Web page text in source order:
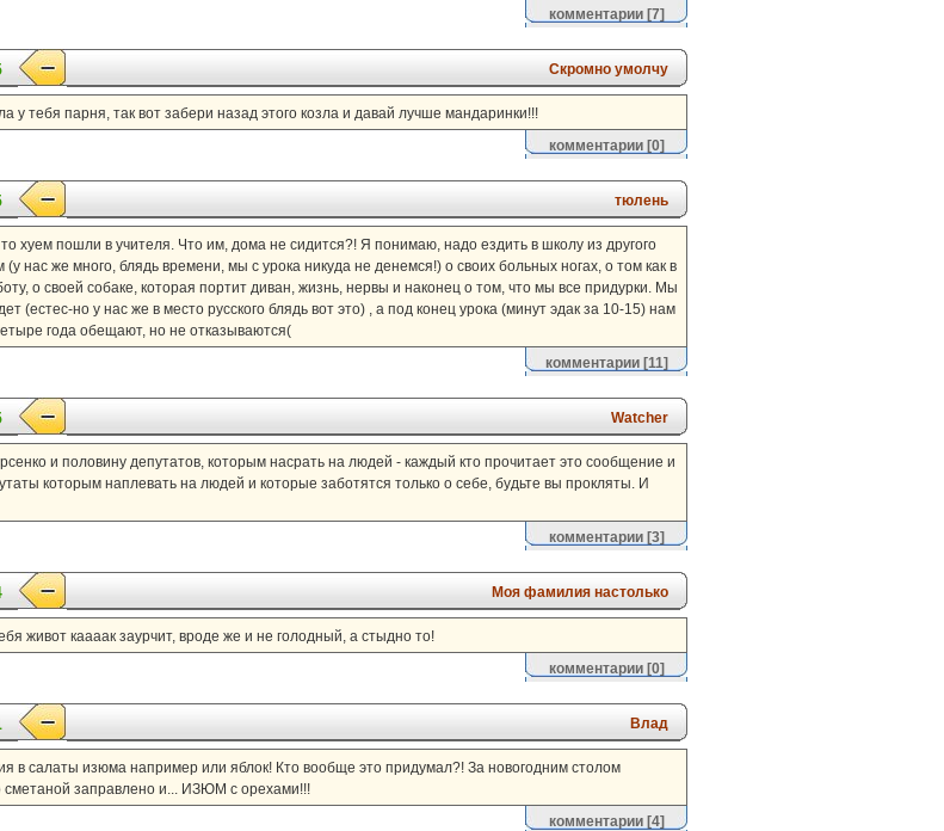
комментарии[7]
Скромно умолчу
тебя парня, так вот забери назад этого козла и давай лучше мандаринки!!!
комментарии[0]
тюлень
хуем пошли в учителя. Что им, дома не сидится?! Я понимаю, надо ездить в школу из другого
нас же много, блядь времени, мы с урока никуда не денемся!) о своих больных ногах, о том как в
о своей собаке, которая портит диван, жизнь, нервы и наконец о том, что мы все придурки. Мы
(естес-но у нас же в место русского блядь вот это) , а под конец урока (минут эдак за 10-15) нам
года обещают, но не отказываются(
комментарии[11]
Watcher
и половину депутатов, которым насрать на людей - каждый кто прочитает это сообщение и
которым наплевать на людей и которые заботятся только о себе, будьте вы прокляты. И
комментарии[3]
Моя фамилия настолько
живот каааак заурчит, вроде же и не голодный, а стыдно то!
комментарии[0]
Влад
в салаты изюма например или яблок! Кто вообще это придумал?! За новогодним столом
сметаной заправлено и... ИЗЮМ с орехами!!!
комментарии[4]